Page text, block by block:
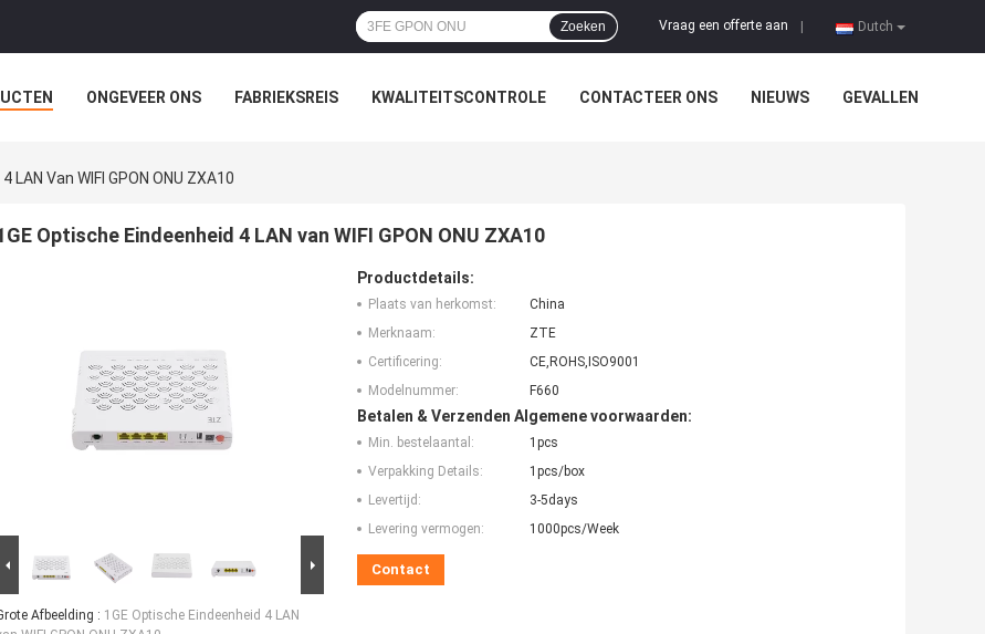
Dutch
Vraag een offerte aan
Zoeken
ONGEVEER ONS FABRIEKSREIS KWALITEITSCONTROLE CONTACTEER ONS NIEUWS GEVALLEN
LAN Van WIFI GPON ONU ZXA10
Optische Eindeenheid 4 LAN van WIFI GPON ONU ZXA10
Afbeelding : 1GE Optische Eindeenheid 4 LAN
Productdetails:
Plaats van herkomst:
China
Merknaam:
ZTE
Certificering:
CE,ROHS,ISO9001
Modelnummer:
F660
Betalen & Verzenden Algemene voorwaarden:
Min. bestelaantal:
1pcs
Verpakking Details:
1pcs/box
Levertijd:
3-5days
Levering vermogen:
1000pcs/Week
Contact